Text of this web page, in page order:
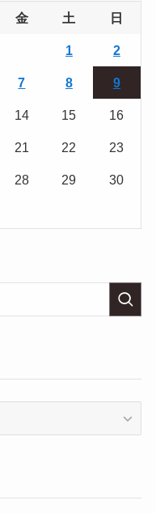
金 土 日
1 2
7 8 9
14 15 16
21 22 23
28 29 30